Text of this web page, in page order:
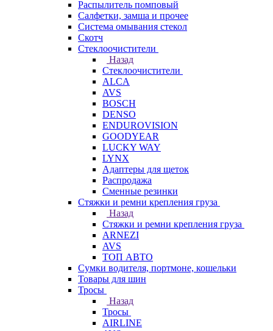
Распылитель помповый
Салфетки, замша и прочее
Система омывания стекол
Скотч
Стеклоочистители
Назад
Стеклоочистители
ALCA
AVS
BOSCH
DENSO
ENDUROVISION
GOODYEAR
LUCKY WAY
LYNX
Адаптеры для щеток
Распродажа
Сменные резинки
Стяжки и ремни крепления груза
Назад
Стяжки и ремни крепления груза
ARNEZI
AVS
ТОП АВТО
Сумки водителя, портмоне, кошельки
Товары для шин
Тросы
Назад
Тросы
AIRLINE